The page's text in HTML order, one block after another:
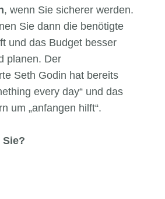
, wenn Sie sicherer werden.
Sie dann die benötigte
und das Budget besser
planen. Der
Seth Godin hat bereits
every day“ und das
um „anfangen hilft“.